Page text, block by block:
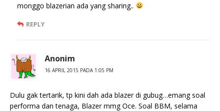
monggo blazerian ada yang sharing..
REPLY
Anonim
16 APRIL 2015 PADA 1:05 PM
Dulu gak tertarik, tp kini dah ada blazer di gubug…emang soal
performa dan tenaga, Blazer mmg Oce. Soal BBM, selama